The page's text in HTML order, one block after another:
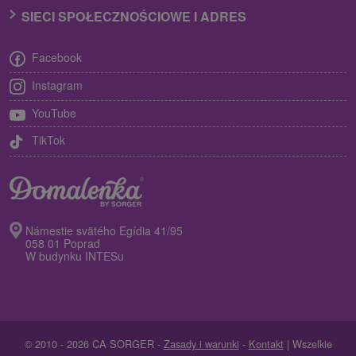
SIECI SPOŁECZNOŚCIOWE I ADRES
Facebook
Instagram
YouTube
TikTok
Námestie svätého Egídia 41/95
058 01 Poprad
W budynku INTESu
© 2010 - 2026 CA SORGER - Zasady i warunki - Kontakt | Wszelkie